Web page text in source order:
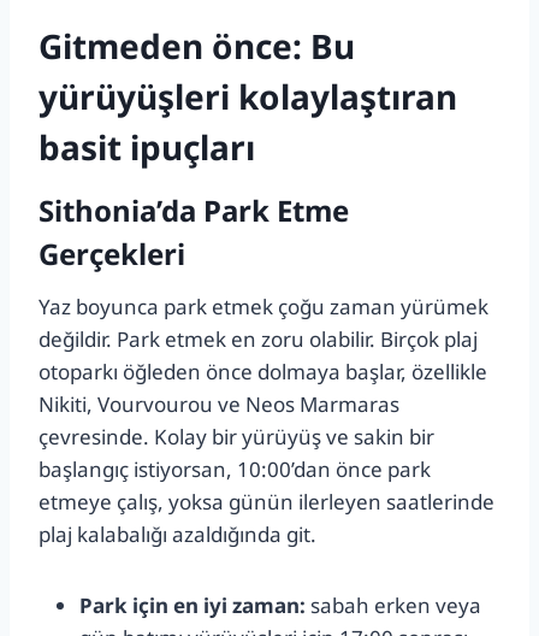
Gitmeden önce: Bu
yürüyüşleri kolaylaştıran
basit ipuçları
Sithonia’da Park Etme
Gerçekleri
Yaz boyunca park etmek çoğu zaman yürümek
değildir. Park etmek en zoru olabilir. Birçok plaj
otoparkı öğleden önce dolmaya başlar, özellikle
Nikiti, Vourvourou ve Neos Marmaras
çevresinde. Kolay bir yürüyüş ve sakin bir
başlangıç istiyorsan, 10:00’dan önce park
etmeye çalış, yoksa günün ilerleyen saatlerinde
plaj kalabalığı azaldığında git.
Park için en iyi zaman: sabah erken veya